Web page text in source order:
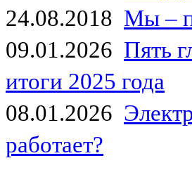
24.08.2018 Мы –
09.01.2026 Пять
итоги 2025 года
08.01.2026
работает?